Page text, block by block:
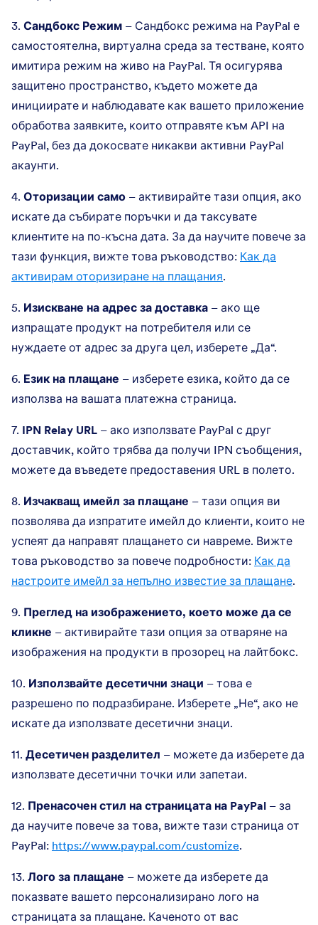
3. Сандбокс Режим – Сандбокс режима на PayPal е
самостоятелна, виртуална среда за тестване, която
имитира режим на живо на PayPal. Тя осигурява
защитено пространство, където можете да
инициирате и наблюдавате как вашето приложение
обработва заявките, които отправяте към API на
PayPal, без да докосвате никакви активни PayPal
акаунти.
4. Оторизации само – активирайте тази опция, ако
искате да събирате поръчки и да таксувате
клиентите на по-късна дата. За да научите повече за
тази функция, вижте това ръководство: Как да
активирам оторизиране на плащания.
5. Изискване на адрес за доставка – ако ще
изпращате продукт на потребителя или се
нуждаете от адрес за друга цел, изберете „Да“.
6. Език на плащане – изберете езика, който да се
използва на вашата платежна страница.
7. IPN Relay URL – ако използвате PayPal с друг
доставчик, който трябва да получи IPN съобщения,
можете да въведете предоставения URL в полето.
8. Изчакващ имейл за плащане – тази опция ви
позволява да изпратите имейл до клиенти, които не
успеят да направят плащането си навреме. Вижте
това ръководство за повече подробности: Как да
настроите имейл за непълно известие за плащане.
9. Преглед на изображението, което може да се
кликне – активирайте тази опция за отваряне на
изображения на продукти в прозорец на лайтбокс.
10. Използвайте десетични знаци – това е
разрешено по подразбиране. Изберете „Не“, ако не
искате да използвате десетични знаци.
11. Десетичен разделител – можете да изберете да
използвате десетични точки или запетаи.
12. Пренасочен стил на страницата на PayPal – за
да научите повече за това, вижте тази страница от
PayPal: https://www.paypal.com/customize.
13. Лого за плащане – можете да изберете да
показвате вашето персонализирано лого на
страницата за плащане. Каченото от вас